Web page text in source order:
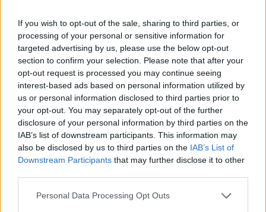
If you wish to opt-out of the sale, sharing to third parties, or
processing of your personal or sensitive information for
targeted advertising by us, please use the below opt-out
section to confirm your selection. Please note that after your
opt-out request is processed you may continue seeing
interest-based ads based on personal information utilized by
us or personal information disclosed to third parties prior to
your opt-out. You may separately opt-out of the further
disclosure of your personal information by third parties on the
IAB’s list of downstream participants. This information may
also be disclosed by us to third parties on the IAB’s List of
Downstream Participants that may further disclose it to other
Please note that this website/app uses one or more Google
Personal Data Processing Opt Outs
112 να απομακρυνθούν από το οικισμό με
κατεύθυνση προς Νικήτη.